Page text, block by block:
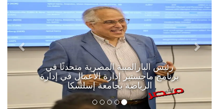
رئيس البارالمبية المصرية متحدثًا في
برنامج ماجستير إدارة الأعمال في إدارة
الرياضة بجامعة إسلسكا